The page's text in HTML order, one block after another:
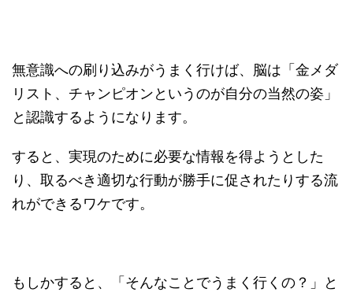
無意識への刷り込みがうまく行けば、脳は「金メダ
リスト、チャンピオンというのが自分の当然の姿」
と認識するようになります。
すると、実現のために必要な情報を得ようとした
り、取るべき適切な行動が勝手に促されたりする流
れができるワケです。
もしかすると、「そんなことでうまく行くの？」と